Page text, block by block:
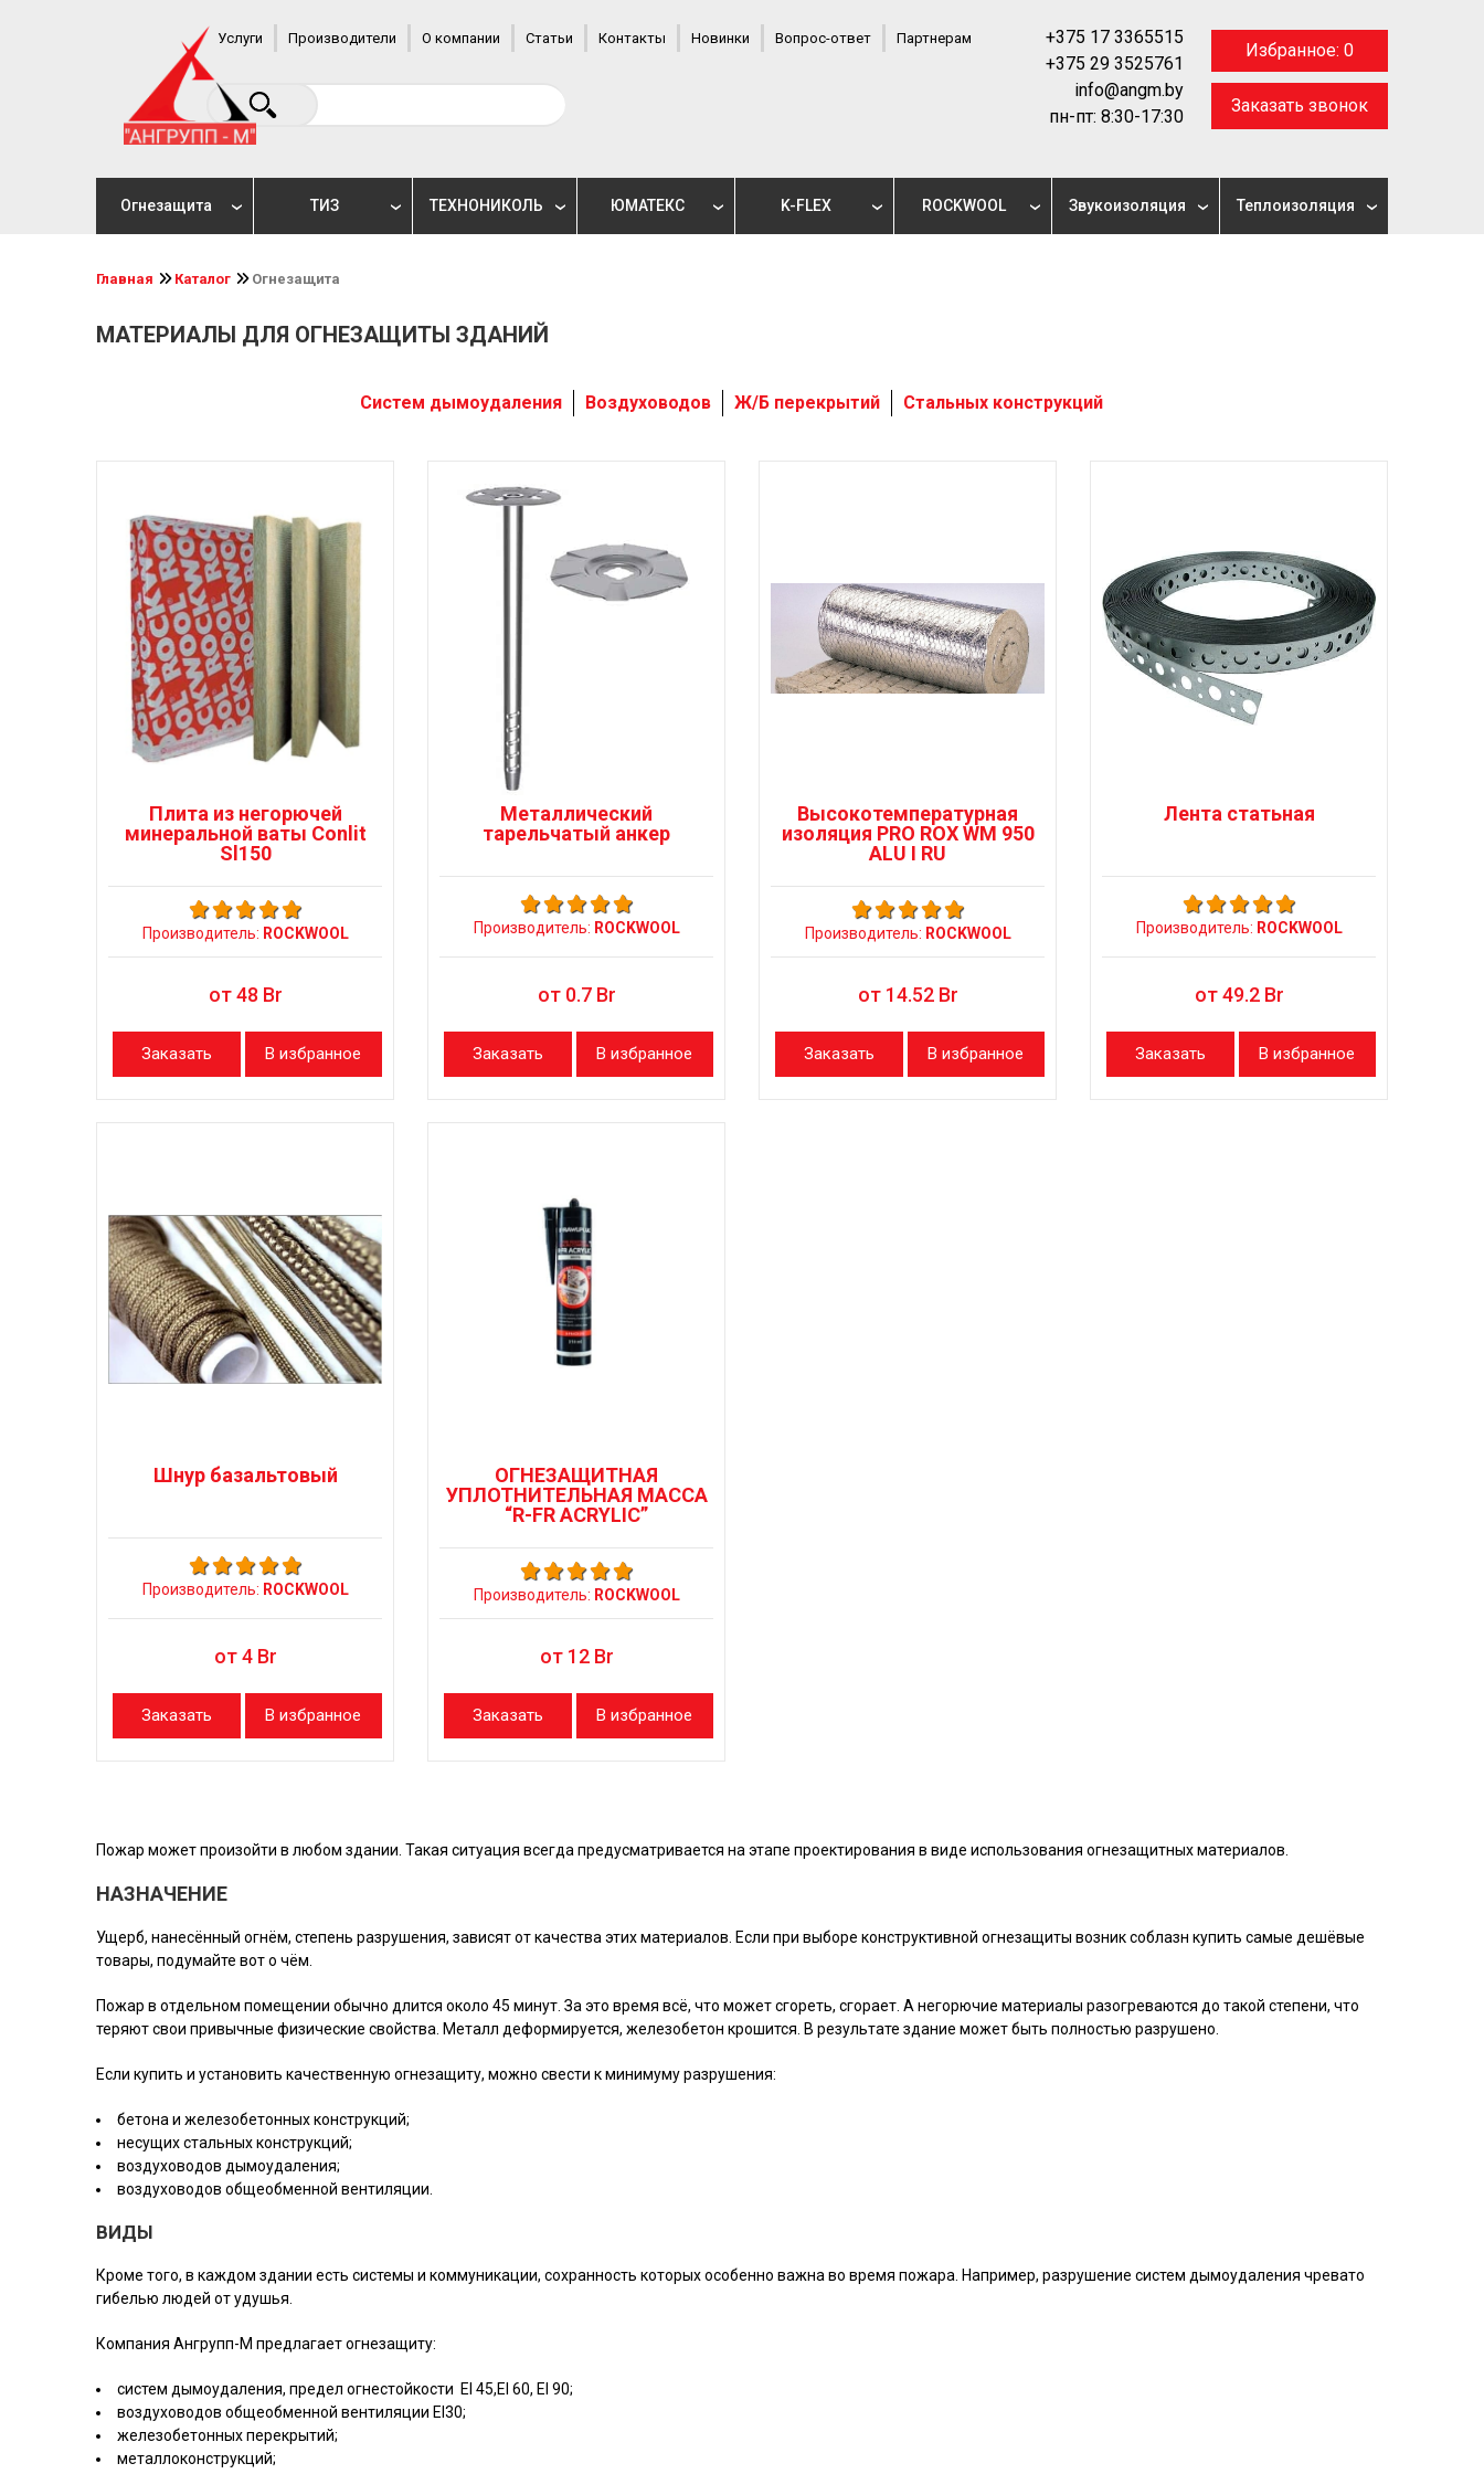
Услуги Производители О компании Статьи Контакты Новинки Вопрос-ответ Партнерам
+375 17 3365515
+375 29 3525761
info@angm.by
пн-пт: 8:30-17:30
Избранное: 0
Заказать звонок
Огнезащита ТИЗ ТЕХНОНИКОЛЬ ЮМАТЕКС K-FLEX ROCKWOOL Звукоизоляция Теплоизоляция
Главная Каталог Огнезащита
МАТЕРИАЛЫ ДЛЯ ОГНЕЗАЩИТЫ ЗДАНИЙ
Систем дымоудаления Воздуховодов Ж/Б перекрытий Стальных конструкций
Плита из негорючей
минеральной ваты Conlit
Sl150
Производитель: ROCKWOOL
от48 Br
Заказать В избранное
Металлический
тарельчатый анкер
Производитель: ROCKWOOL
от 0.7Br
Заказать В избранное
Высокотемпературная
изоляция PRO ROX WM 950
ALU I RU
Производитель: ROCKWOOL
от 14.52Br
Заказать В избранное
Лента статьная
Производитель: ROCKWOOL
от49.2Br
Заказать В избранное
Шнур базальтовый
Производитель: ROCKWOOL
от4Br
Заказать В избранное
ОГНЕЗАЩИТНАЯ
УПЛОТНИТЕЛЬНАЯ МАССА
“R-FR ACRYLIC”
Производитель: ROCKWOOL
от 12Br
Заказать В избранное
Пожар может произойти в любом здании. Такая ситуация всегда предусматривается на этапе проектирования в виде использования огнезащитных материалов.
НАЗНАЧЕНИЕ
Ущерб, нанесённый огнём, степень разрушения, зависят от качества этих материалов. Если при выборе конструктивной огнезащиты возник соблазн купить самые дешёвые
товары, подумайте вот о чём.
Пожар в отдельном помещении обычно длится около 45 минут. За это время всё, что может сгореть, сгорает. А негорючие материалы разогреваются до такой степени, что
теряют свои привычные физические свойства. Металл деформируется, железобетон крошится. В результате здание может быть полностью разрушено.
Если купить и установить качественную огнезащиту, можно свести к минимуму разрушения:
бетона и железобетонных конструкций;
несущих стальных конструкций;
воздуховодов дымоудаления;
воздуховодов общеобменной вентиляции.
ВИДЫ
Кроме того, в каждом здании есть системы и коммуникации, сохранность которых особенно важна во время пожара. Например, разрушение систем дымоудаления чревато
гибелью людей от удушья.
Компания Ангрупп-М предлагает огнезащиту:
систем дымоудаления, предел огнестойкости EI 45,EI 60, EI 90;
воздуховодов общеобменной вентиляции EI30;
железобетонных перекрытий;
металлоконструкций;